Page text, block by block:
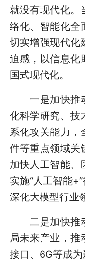
就没有现代化。
络化、智能化全
切实增强现代化
迫感，以信息化
国式现代化。
一是加快推动
化科学研究、技
系化攻关能力，
件等重点领域关
加快人工智能、
实施“人工智能
深化大模型行业
二是加快推动
局未来产业，推
接口、6G等成